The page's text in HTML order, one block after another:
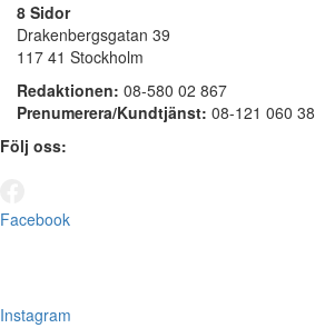
8 Sidor
Drakenbergsgatan 39
117 41 Stockholm
Redaktionen: 08-580 02 867
Prenumerera/Kundtjänst: 08-121 060 38
Följ oss:
Facebook
Instagram